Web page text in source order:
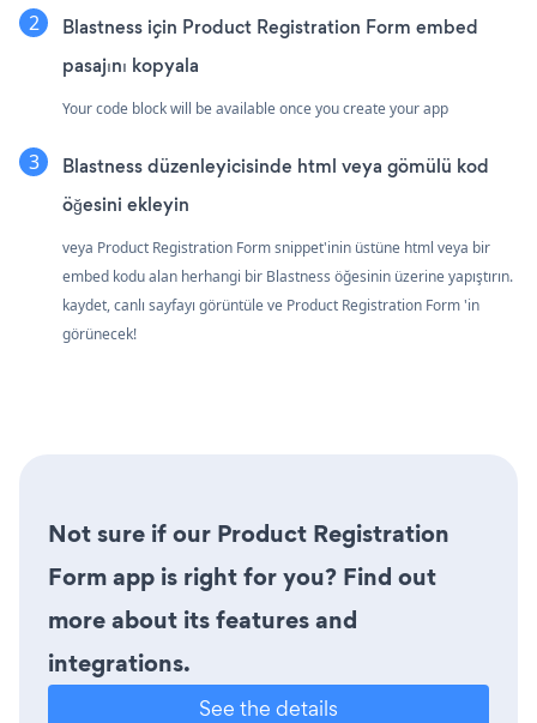
Blastness için Product Registration Form embed
pasajını kopyala
Your code block will be available once you create your app
Blastness düzenleyicisinde html veya gömülü kod
öğesini ekleyin
veya Product Registration Form snippet'inin üstüne html veya bir
embed kodu alan herhangi bir Blastness öğesinin üzerine yapıştırın.
kaydet, canlı sayfayı görüntüle ve Product Registration Form 'in
görünecek!
Not sure if our Product Registration
Form app is right for you? Find out
more about its features and
integrations.
See the details